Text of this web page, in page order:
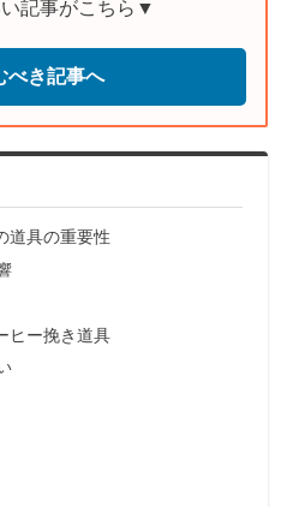
記事がこちら▼
べき記事へ
道具の重要性
ヒー挽き道具